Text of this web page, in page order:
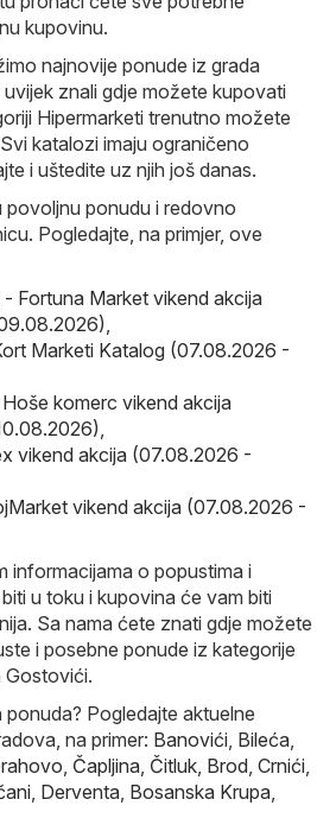
kupovinu.
najnovije ponude iz grada
znali gdje možete kupovati
Hipermarketi trenutno možete
katalozi imaju ograničeno
i uštedite uz njih još danas.
povoljnu ponudu i redovno
Pogledajte, na primjer, ove
Fortuna Market vikend akcija
Marketi Katalog (07.08.2026 -
komerc vikend akcija
vikend akcija (07.08.2026 -
vikend akcija (07.08.2026 -
informacijama o popustima i
u toku i kupovina će vam biti
Sa nama ćete znati gdje možete
i posebne ponude iz kategorije
Gostovići.
Pogledajte aktuelne
na primer: Banovići Bileća
Čapljina Čitluk Brod Crnići
Derventa Bosanska Krupa